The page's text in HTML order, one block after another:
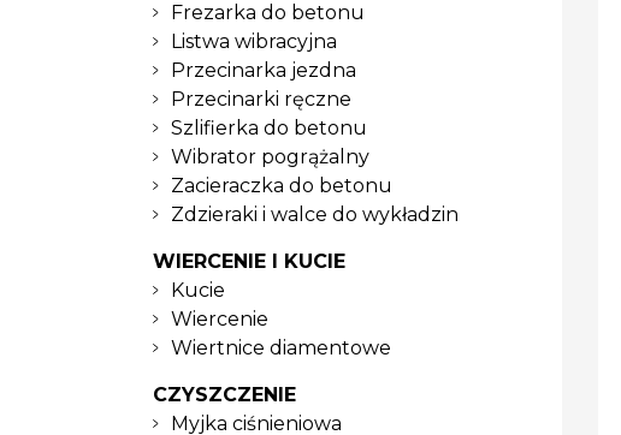
Frezarka do betonu
Listwa wibracyjna
Przecinarka jezdna
Przecinarki ręczne
Szlifierka do betonu
Wibrator pogrążalny
Zacieraczka do betonu
Zdzieraki i walce do wykładzin
WIERCENIE I KUCIE
Kucie
Wiercenie
Wiertnice diamentowe
CZYSZCZENIE
Myjka ciśnieniowa